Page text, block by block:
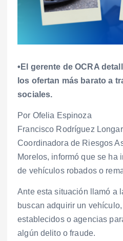
•El gerente de OCRA
los ofertan más barato a
sociales.
Por Ofelia Espinoza
Francisco Rodríguez
Coordinadora de Riesgos
Morelos, informó que se ha
de vehículos robados o
Ante esta situación llamó a
buscan adquirir un
establecidos o agencias
algún delito o fraude.